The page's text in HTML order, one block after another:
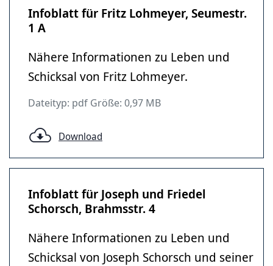
Infoblatt für Fritz Lohmeyer, Seumestr.
1 A
Nähere Informationen zu Leben und
Schicksal von Fritz Lohmeyer.
Dateityp: pdf Größe: 0,97 MB
Download
Infoblatt für Joseph und Friedel
Schorsch, Brahmsstr. 4
Nähere Informationen zu Leben und
Schicksal von Joseph Schorsch und seiner